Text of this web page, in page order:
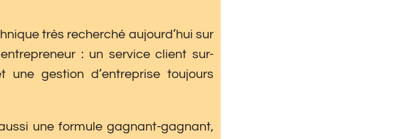
très recherché aujourd’hui sur
: un service client sur-
gestion d’entreprise toujours
une formule gagnant-gagnant,